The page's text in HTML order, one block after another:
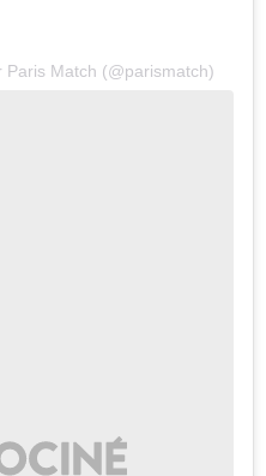
Match (@parismatch)